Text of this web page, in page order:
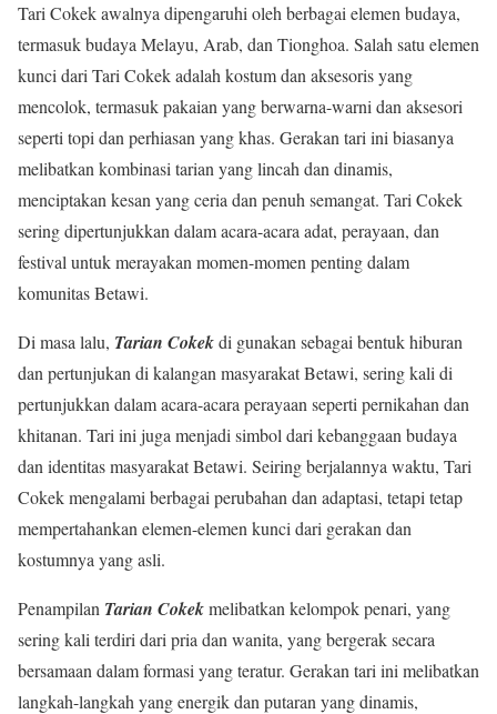
Tari Cokek awalnya dipengaruhi oleh berbagai elemen budaya,
termasuk budaya Melayu, Arab, dan Tionghoa. Salah satu elemen
kunci dari Tari Cokek adalah kostum dan aksesoris yang
mencolok, termasuk pakaian yang berwarna-warni dan aksesori
seperti topi dan perhiasan yang khas. Gerakan tari ini biasanya
melibatkan kombinasi tarian yang lincah dan dinamis,
menciptakan kesan yang ceria dan penuh semangat. Tari Cokek
sering dipertunjukkan dalam acara-acara adat, perayaan, dan
festival untuk merayakan momen-momen penting dalam
komunitas Betawi.
Di masa lalu, Tarian Cokekdi gunakan sebagai bentuk hiburan
dan pertunjukan di kalangan masyarakat Betawi, sering kali di
pertunjukkan dalam acara-acara perayaan seperti pernikahan dan
khitanan. Tari ini juga menjadi simbol dari kebanggaan budaya
dan identitas masyarakat Betawi. Seiring berjalannya waktu, Tari
Cokek mengalami berbagai perubahan dan adaptasi, tetapi tetap
mempertahankan elemen-elemen kunci dari gerakan dan
kostumnya yang asli.
Penampilan Tarian Cokekmelibatkan kelompok penari, yang
sering kali terdiri dari pria dan wanita, yang bergerak secara
bersamaan dalam formasi yang teratur. Gerakan tari ini melibatkan
langkah-langkah yang energik dan putaran yang dinamis,